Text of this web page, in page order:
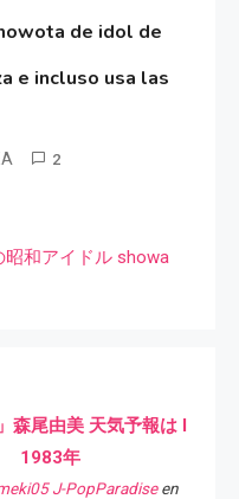
de idol de
e incluso usa las
2
昭和アイドル showa
森尾由美 天気予報は I
1983年
J-PopParadiseen